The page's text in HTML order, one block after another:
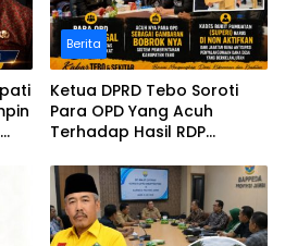
Berita
Ketua DPRD Tebo Soroti
Para OPD Yang Acuh
Terhadap Hasil RDP
Pamuatan